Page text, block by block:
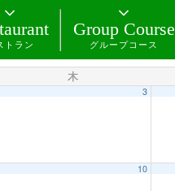
トラン
Group Course
グループコース
木
3
10